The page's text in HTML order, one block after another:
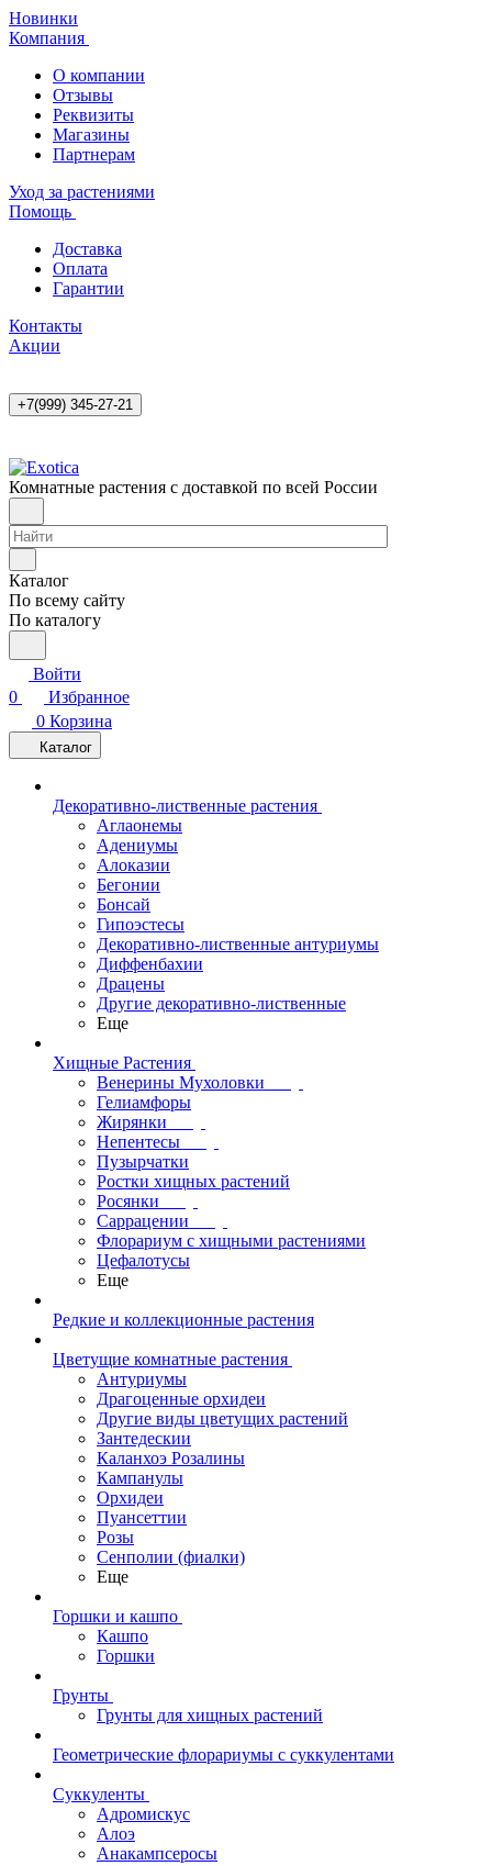
Новинки
Компания
О компании
Отзывы
Реквизиты
Магазины
Партнерам
Уход за растениями
Помощь
Доставка
Оплата
Гарантии
Контакты
Акции
+7(999) 345-27-21
Комнатные растения с доставкой по всей России
Каталог
По всему сайту
По каталогу
Войти
0
Избранное
0 Корзина
Каталог
Декоративно-лиственные растения
Аглаонемы
Адениумы
Алоказии
Бегонии
Бонсай
Гипоэстесы
Декоративно-лиственные антуриумы
Диффенбахии
Драцены
Другие декоративно-лиственные
Еще
Хищные Растения
Венерины Мухоловки
Гелиамфоры
Жирянки
Непентесы
Пузырчатки
Ростки хищных растений
Росянки
Саррацении
Флорариум с хищными растениями
Цефалотусы
Еще
Редкие и коллекционные растения
Цветущие комнатные растения
Антуриумы
Драгоценные орхидеи
Другие виды цветущих растений
Зантедескии
Каланхоэ Розалины
Кампанулы
Орхидеи
Пуансеттии
Розы
Сенполии (фиалки)
Еще
Горшки и кашпо
Кашпо
Горшки
Грунты
Грунты для хищных растений
Геометрические флорариумы с суккулентами
Суккуленты
Адромискус
Алоэ
Анакампсеросы